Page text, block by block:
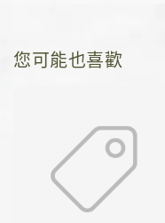
您可能也喜歡